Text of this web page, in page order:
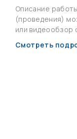
Описание
(проведения)
или видеообзор
Смотреть